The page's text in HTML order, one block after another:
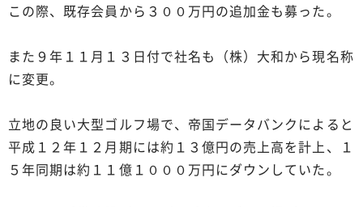
この際、既存会員から３００万円の追加金も募った。
また９年１１月１３日付で社名も（株）大和から現名称
に変更。
立地の良い大型ゴルフ場で、帝国データバンクによると
平成１２年１２月期には約１３億円の売上高を計上、１
５年同期は約１１億１０００万円にダウンしていた。